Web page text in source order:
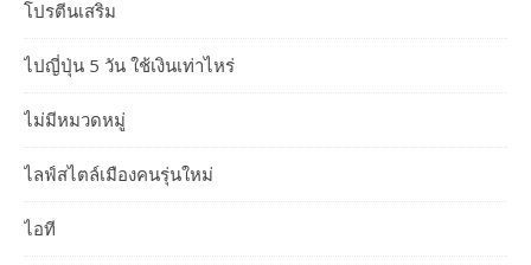
โปรตีนเสริม
ไปญี่ปุ่น 5 วัน ใช้เงินเท่าไหร่
ไม่มีหมวดหมู่
ไลฟ์สไตล์เมืองคนรุ่นใหม่
ไอที